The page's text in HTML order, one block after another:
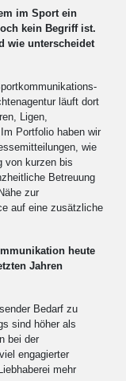
im Sport ein
kein Begriff ist.
wie unterscheidet
läuft dort
Ligen,
Portfolio haben wir
wie
von kurzen bis
Betreuung
zur
auf eine zusätzliche
heute
Jahren
Bedarf zu
sind höher als
bei der
engagierter
mehr